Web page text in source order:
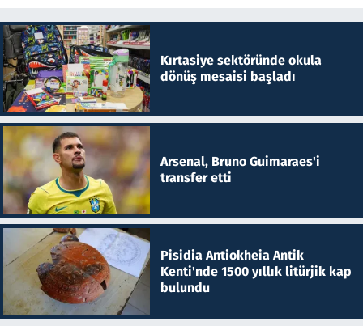
Kırtasiye sektöründe okula
dönüş mesaisi başladı
Arsenal, Bruno Guimaraes'i
transfer etti
Pisidia Antiokheia Antik
Kenti'nde 1500 yıllık litürjik kap
bulundu